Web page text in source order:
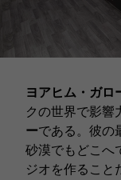
ヨアヒム・ガロ
クの世界で影響
ーである。彼の
砂漠でもどこへ
ジオを作ること